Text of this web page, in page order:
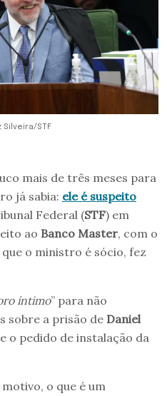
Silveira/STF
mais de três meses para
já sabia: ele é suspeito
Federal (STF) em
ao Banco Master, com o
que o ministro é sócio, fez
íntimo” para não
sobre a prisão de Daniel
o pedido de instalação da
o que é um